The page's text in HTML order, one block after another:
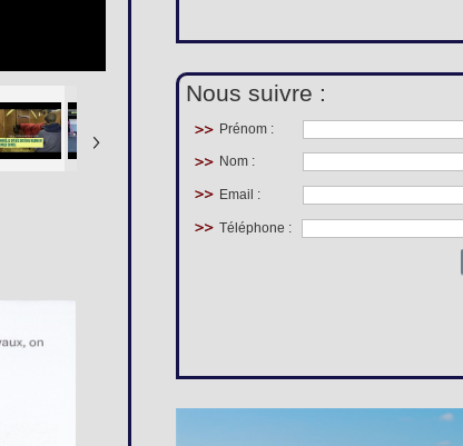
Nous suivre :
Prénom :
Nom :
Email :
Téléphone :